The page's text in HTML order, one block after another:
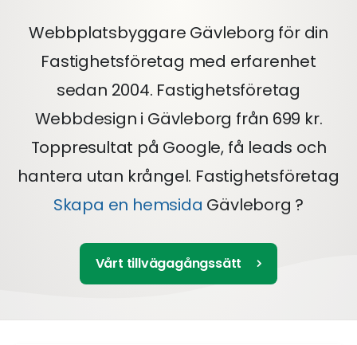
Webbplatsbyggare Gävleborg för din
Fastighetsföretag med erfarenhet
sedan 2004. Fastighetsföretag
Webbdesign i Gävleborg från 699 kr.
Toppresultat på Google, få leads och
hantera utan krångel. Fastighetsföretag
Skapa en hemsida Gävleborg ?
Vårt tillvägagångssätt